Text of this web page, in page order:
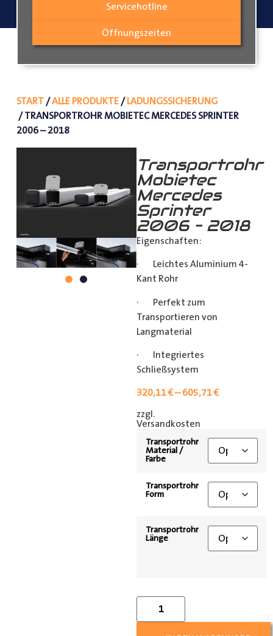
Servicehotline
Öffnungszeiten
START/ALLE PRODUKTE/LADUNGSSICHERUNG
/ TRANSPORTROHR MOBIETEC MERCEDES SPRINTER
2006 – 2018
Transportrohr
Mobietec
Mercedes
Sprinter
2006 – 2018
Eigenschaften:
· Leichtes Aluminium 4-
Kant Rohr
· Perfekt zum
Transportieren von
Langmaterial
· Integriertes
Schließsystem
320,11€–605,71€
zzgl.
Versandkosten
Transportrohr
Material /
Farbe
Transportrohr
Form
Transportrohr
Länge